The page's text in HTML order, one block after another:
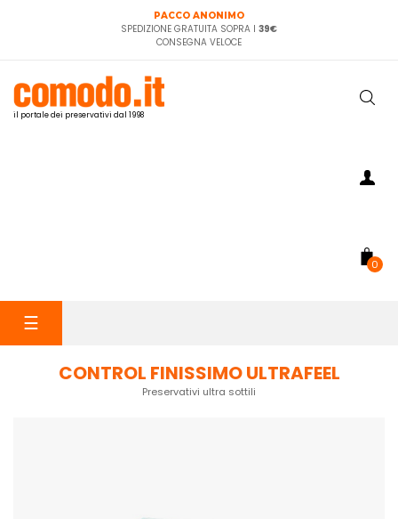
PACCO ANONIMO
SPEDIZIONE GRATUITA SOPRA I 39€
CONSEGNA VELOCE
il portale dei preservativi dal 1998
0
navigazione
☰
CONTROL FINISSIMO ULTRAFEEL
Preservativi ultra sottili